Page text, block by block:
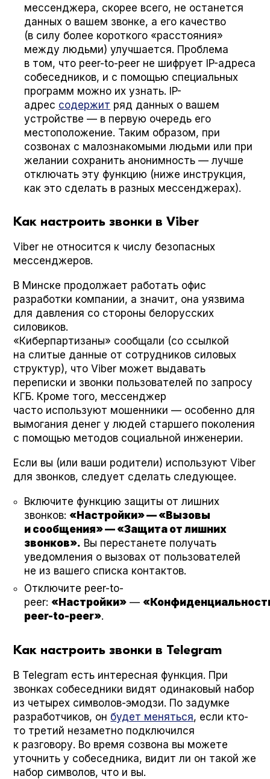
мессенджера, скорее всего, не останется
данных о вашем звонке, а его качество
(в силу более короткого «расстояния»
между людьми) улучшается. Проблема
в том, что peer-to-peer не шифрует IP-адреса
собеседников, и с помощью специальных
программ можно их узнать. IP-
адрес содержит ряд данных о вашем
устройстве — в первую очередь его
местоположение. Таким образом, при
созвонах с малознакомыми людьми или при
желании сохранить анонимность — лучше
отключать эту функцию (ниже инструкция,
как это сделать в разных мессенджерах).
Как настроить звонки в Viber
Viber не относится к числу безопасных
мессенджеров.
В Минске продолжает работать офис
разработки компании, а значит, она уязвима
для давления со стороны белорусских
силовиков.
«Киберпартизаны» сообщали (со ссылкой
на слитые данные от сотрудников силовых
структур), что Viber может выдавать
переписки и звонки пользователей по запросу
КГБ. Кроме того, мессенджер
часто используют мошенники — особенно для
вымогания денег у людей старшего поколения
с помощью методов социальной инженерии.
Если вы (или ваши родители) используют Viber
для звонков, следует сделать следующее.
Включите функцию защиты от лишних
звонков: «Настройки» — «Вызовы
и сообщения» — «Защита от лишних
звонков». Вы перестанете получать
уведомления о вызовах от пользователей
не из вашего списка контактов.
Отключите peer-to-
peer: «Настройки» —
peer-to-peer».
Как настроить звонки в Telegram
В Telegram есть интересная функция. При
звонках собеседники видят одинаковый набор
из четырех символов-эмодзи. По задумке
разработчиков, он будет меняться, если кто-
то третий незаметно подключился
к разговору. Во время созвона вы можете
уточнить у собеседника, видит ли он такой же
набор символов, что и вы.